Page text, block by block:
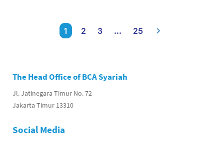
1 2 3 ... 25
The Head Office of BCA Syariah
Jl. Jatinegara Timur No. 72
Jakarta Timur 13310
Social Media